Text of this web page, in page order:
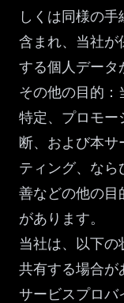
しくは同様の
含まれ、当社が
する個人データ
その他の目的
特定、プロモー
断、および本サ
ティング、なら
善などの他の目
があります。
当社は、以下の
共有する場合が
サービスプロバ